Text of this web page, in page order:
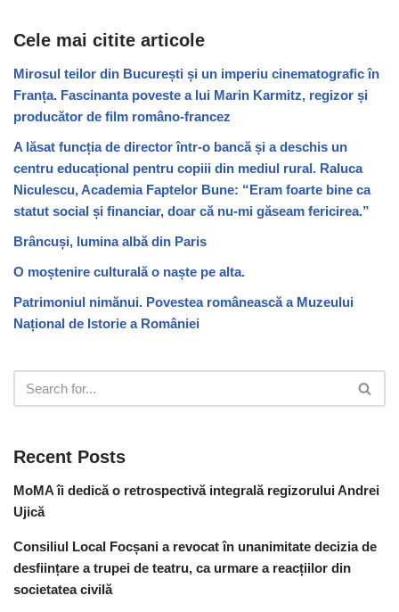
Cele mai citite articole
Mirosul teilor din București și un imperiu cinematografic în
Franța. Fascinanta poveste a lui Marin Karmitz, regizor și
producător de film româno-francez
A lăsat funcția de director într-o bancă și a deschis un
centru educațional pentru copiii din mediul rural. Raluca
Niculescu, Academia Faptelor Bune: “Eram foarte bine ca
statut social și financiar, doar că nu-mi găseam fericirea.”
Brâncuși, lumina albă din Paris
O moștenire culturală o naște pe alta.
Patrimoniul nimănui. Povestea românească a Muzeului
Național de Istorie a României
Recent Posts
MoMA îi dedică o retrospectivă integrală regizorului Andrei
Ujică
Consiliul Local Focșani a revocat în unanimitate decizia de
desființare a trupei de teatru, ca urmare a reacțiilor din
societatea civilă